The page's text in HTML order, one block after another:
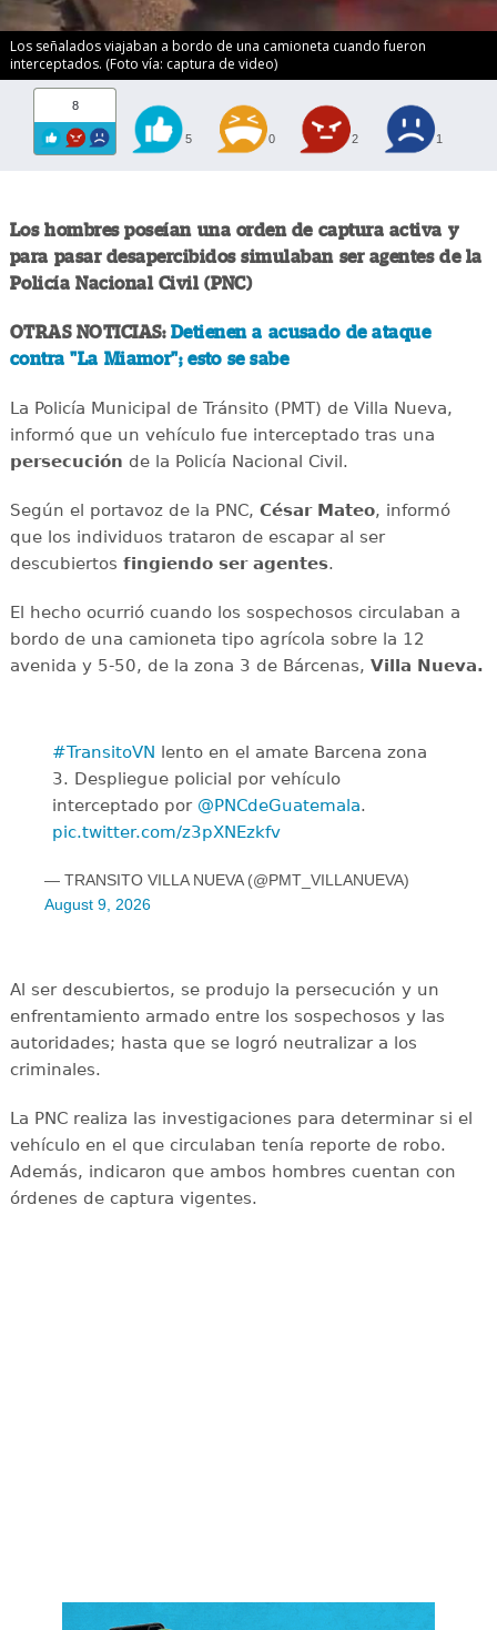
Los señalados viajaban a bordo de una camioneta cuando fueron
interceptados. (Foto vía: captura de video)
8
5 0 2 1
Los hombres poseían una orden de captura activa y
para pasar desapercibidos simulaban ser agentes de la
Policía Nacional Civil (PNC)
OTRAS NOTICIAS: Detienen a acusado de ataque
contra "La Miamor"; esto se sabe
La Policía Municipal de Tránsito (PMT) de Villa Nueva,
informó que un vehículo fue interceptado tras una
persecución de la Policía Nacional Civil.
Según el portavoz de la PNC, César Mateo, informó
que los individuos trataron de escapar al ser
descubiertos fingiendo ser agentes.
El hecho ocurrió cuando los sospechosos circulaban a
bordo de una camioneta tipo agrícola sobre la 12
avenida y 5-50, de la zona 3 de Bárcenas, Villa Nueva.
#TransitoVN lento en el amate Barcena zona
3. Despliegue policial por vehículo
interceptado por @PNCdeGuatemala.
pic.twitter.com/z3pXNEzkfv
— TRANSITO VILLA NUEVA (@PMT_VILLANUEVA)
August 9, 2026
Al ser descubiertos, se produjo la persecución y un
enfrentamiento armado entre los sospechosos y las
autoridades; hasta que se logró neutralizar a los
criminales.
La PNC realiza las investigaciones para determinar si el
vehículo en el que circulaban tenía reporte de robo.
Además, indicaron que ambos hombres cuentan con
órdenes de captura vigentes.